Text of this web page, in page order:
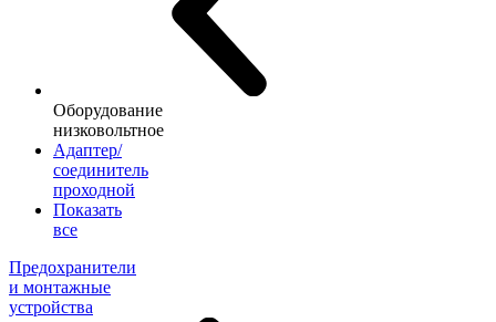
Оборудование
низковольтное
Адаптер/
соединитель
проходной
Показать
все
Предохранители
и монтажные
устройства